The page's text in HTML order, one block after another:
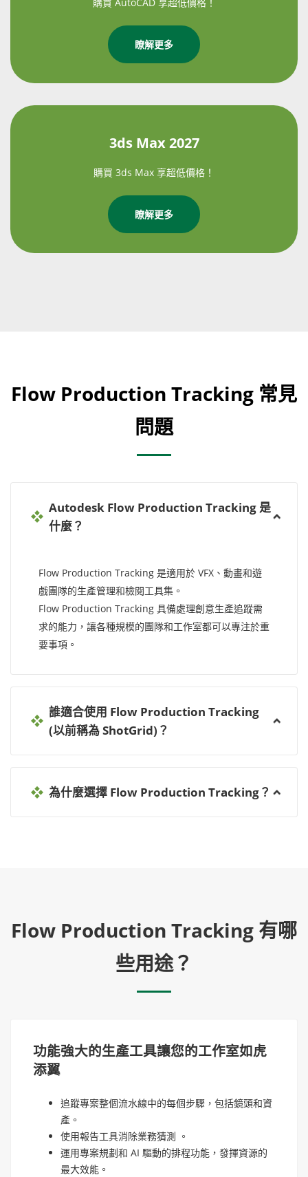
瞭解更多
3ds Max 2027
購買 3ds Max 享超低價格！
瞭解更多
Flow Production Tracking 常見
問題
Autodesk Flow Production Tracking 是
什麼？
Flow Production Tracking 是適用於 VFX、動畫和遊
戲團隊的生產管理和檢閱工具集。
Flow Production Tracking 具備處理創意生產追蹤需
求的能力，讓各種規模的團隊和工作室都可以專注於重
要事項。
誰適合使用 Flow Production Tracking
(以前稱為 ShotGrid)？
為什麼選擇 Flow Production Tracking？
Flow Production Tracking 有哪
些用途？
功能強大的生產工具讓您的工作室如虎
添翼
追蹤專案整個流水線中的每個步驟，包括鏡頭和資
產。
使用報告工具消除業務猜測 。
運用專案規劃和 AI 驅動的排程功能，發揮資源的
最大效能。